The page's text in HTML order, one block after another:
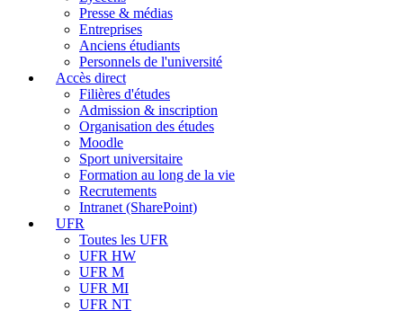
Presse & médias
Entreprises
Anciens étudiants
Personnels de l'université
Accès direct
Filières d'études
Admission & inscription
Organisation des études
Moodle
Sport universitaire
Formation au long de la vie
Recrutements
Intranet (SharePoint)
UFR
Toutes les UFR
UFR HW
UFR M
UFR MI
UFR NT